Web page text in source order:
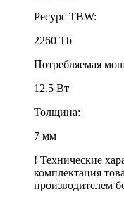
Ресурс TBW:
2260 Tb
Потребляемая
12.5 Вт
Толщина:
7 мм
! Технические
комплектация
производителем